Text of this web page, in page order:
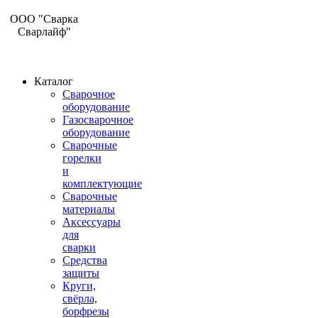
ООО "Сварка
Сварлайф"
Каталог
Сварочное
оборудование
Газосварочное
оборудование
Сварочные
горелки
и
комплектующие
Сварочные
материалы
Аксессуары
для
сварки
Средства
защиты
Круги,
свёрла,
борфрезы